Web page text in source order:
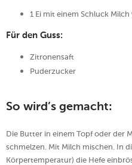
1 Ei mit einem Schluck
Für den Guss:
Zitronensaft
Puderzucker
So wird’s gemacht:
Die Butter in einem Topf oder der
schmelzen. Mit Milch mischen. In
Körpertemperatur) die Hefe